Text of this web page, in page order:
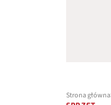
Strona główna